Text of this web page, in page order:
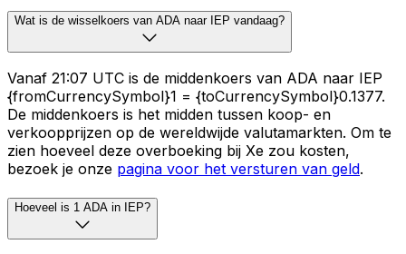
Wat is de wisselkoers van ADA naar IEP vandaag?
Vanaf 21:07 UTC is de middenkoers van ADA naar IEP
{fromCurrencySymbol}1 = {toCurrencySymbol}0.1377.
De middenkoers is het midden tussen koop- en
verkoopprijzen op de wereldwijde valutamarkten. Om te
zien hoeveel deze overboeking bij Xe zou kosten,
bezoek je onze pagina voor het versturen van geld.
Hoeveel is 1 ADA in IEP?